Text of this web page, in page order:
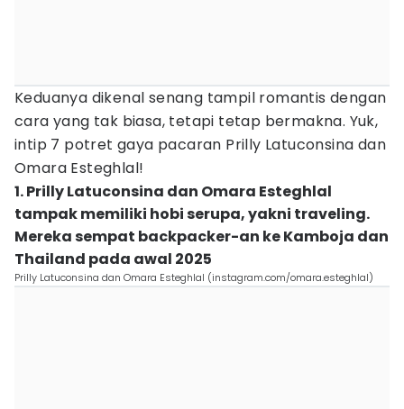
Keduanya dikenal senang tampil romantis dengan
cara yang tak biasa, tetapi tetap bermakna. Yuk,
intip 7 potret gaya pacaran Prilly Latuconsina dan
Omara Esteghlal!
1. Prilly Latuconsina dan Omara Esteghlal
tampak memiliki hobi serupa, yakni traveling.
Mereka sempat backpacker-an ke Kamboja dan
Thailand pada awal 2025
Prilly Latuconsina dan Omara Esteghlal (instagram.com/omara.esteghlal)